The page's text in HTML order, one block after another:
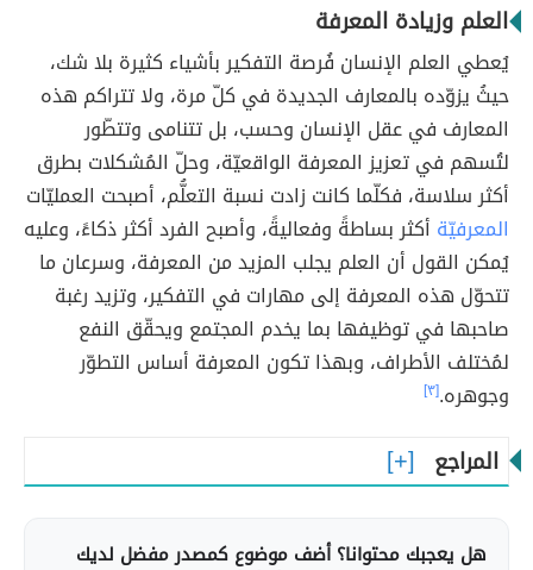
العلم وزيادة المعرفة
يُعطي العلم الإنسان فُرصة التفكير بأشياء كثيرة بلا شك،
حيثُ يزوّده بالمعارف الجديدة في كلّ مرة، ولا تتراكم هذه
المعارف في عقل الإنسان وحسب، بل تتنامى وتتطّور
لتُسهم في تعزيز المعرفة الواقعيّة، وحلّ المُشكلات بطرق
أكثر سلاسة، فكلّما كانت زادت نسبة التعلُّم، أصبحت العمليّات
المعرفيّة أكثر بساطةً وفعاليةً، وأصبح الفرد أكثر ذكاءً، وعليه
يُمكن القول أن العلم يجلب المزيد من المعرفة، وسرعان ما
تتحوّل هذه المعرفة إلى مهارات في التفكير، وتزيد رغبة
صاحبها في توظيفها بما يخدم المجتمع ويحقّق النفع
لمُختلف الأطراف، وبهذا تكون المعرفة أساس التطوّر
وجوهره.[٣]
المراجع
هل يعجبك محتوانا؟ أضف موضوع كمصدر مفضل لديك